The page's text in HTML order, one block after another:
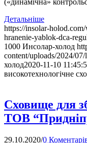
(«динамічна»
Детальніше
https://insolar-
hranenie-yablok-dca-
1000 Инсолар-холод
content/uploads/2024/
холод2020-11-10
високотехнологічне
Сховище для
ТОВ
29.10.2020/0